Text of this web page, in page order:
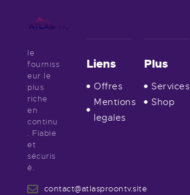
le
fourniss
eur le
plus
riche
en
continu
. Fiable
et
sécuris
é.
contact@atlasproontv.site
Liens
Offres
Mentions
legales
Plus
Services
Shop